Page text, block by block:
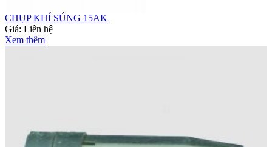
CHỤP KHÍ SÚNG 15AK
Giá: Liên hệ
Xem thêm